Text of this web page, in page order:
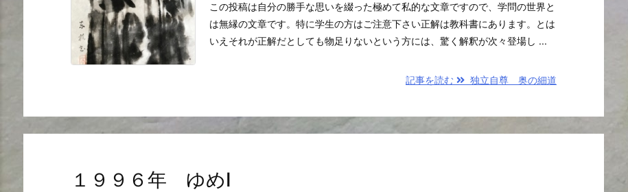
この投稿は自分の勝手な思いを綴った極めて私的な文章ですので、学問の世界と
は無縁の文章です。特に学生の方はご注意下さい正解は教科書にあります。とは
いえそれが正解だとしても物足りないという方には、驚く解釈が次々登場し ...
記事を読む 独立自尊 奥の細道
１９９６年 ゆめⅠ